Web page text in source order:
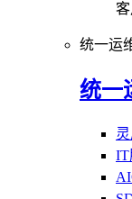
客
统一运
统一
IT